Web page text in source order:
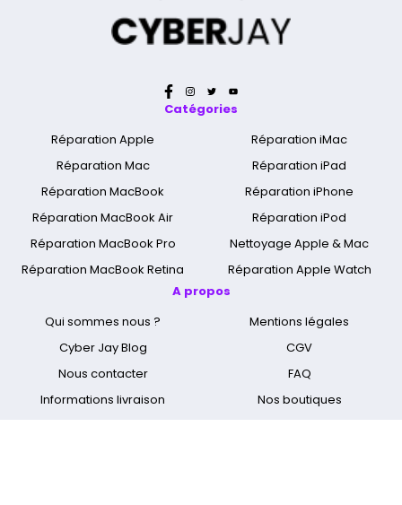
Catégories
Réparation Apple
Réparation Mac
Réparation MacBook
Réparation MacBook Air
Réparation MacBook Pro
Réparation MacBook Retina
Réparation iMac
Réparation iPad
Réparation iPhone
Réparation iPod
Nettoyage Apple & Mac
Réparation Apple Watch
A propos
Qui sommes nous ?
Cyber Jay Blog
Nous contacter
Informations livraison
Mentions légales
CGV
FAQ
Nos boutiques